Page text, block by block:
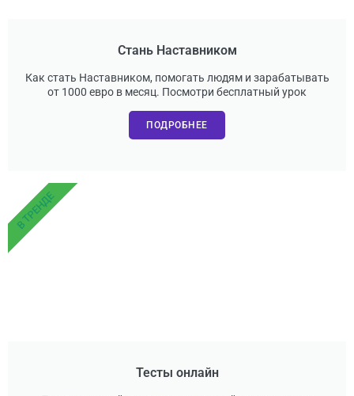
Стань Наставником
Как стать Наставником, помогать людям и зарабатывать
от 1000 евро в месяц. Посмотри бесплатный урок
ПОДРОБНЕЕ
Тесты онлайн
В ТРЕНДЕ